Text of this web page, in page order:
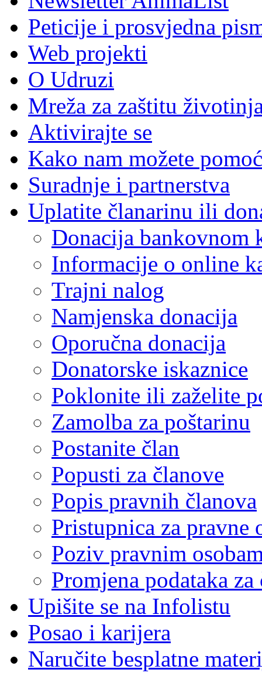
Peticije i prosvjedna
Web projekti
O Udruzi
Mreža za zaštitu
Aktivirajte se
Kako nam možete
Suradnje i partnerstva
Uplatite članarinu ili
Donacija bankovnom
Informacije o online
Trajni nalog
Namjenska donacija
Oporučna donacija
Donatorske iskaznice
Poklonite ili zaželite
Zamolba za poštarinu
Postanite član
Popusti za članove
Popis pravnih članova
Pristupnica za pravne
Poziv pravnim
Promjena podataka za
Upišite se na Infolistu
Posao i karijera
Naručite besplatne